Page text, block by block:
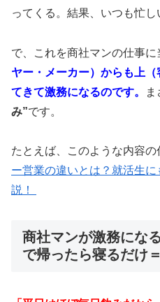
ってくる。結果、いつも忙
で、これを商社マンの仕事に
ヤー・メーカー）からも上
てきて激務になるのです。
ま
み”です。
たとえば、このような内容
ー営業の違いとは？就活生
説！
商社マンが激務にな
で帰ったら寝るだけ